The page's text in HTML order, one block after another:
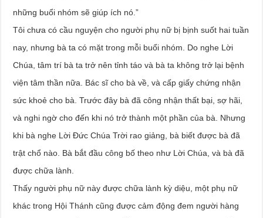
những buổi nhóm sẽ giúp ích nó.”
Tôi chưa có cầu nguyện cho người phụ nữ bị bịnh suốt hai tuần
nay, nhưng bà ta có mặt trong mỗi buổi nhóm. Do nghe Lời
Chúa, tâm trí bà ta trở nên tỉnh táo và bà ta không trở lại bệnh
viện tâm thần nữa. Bác sĩ cho bà về, và cấp giấy chứng nhận
sức khoẻ cho bà. Trước đây bà đã công nhận thất bại, sợ hãi,
và nghi ngờ cho đến khi nó trở thành một phần của bà. Nhưng
khi bà nghe Lời Đức Chúa Trời rao giảng, bà biết được bà đã
trật chổ nào. Bà bắt đầu công bố theo như Lời Chúa, và bà đã
được chữa lành.
Thấy người phụ nữ này được chữa lành kỳ diệu, một phụ nữ
khác trong Hội Thánh cũng được cảm động đem người hàng